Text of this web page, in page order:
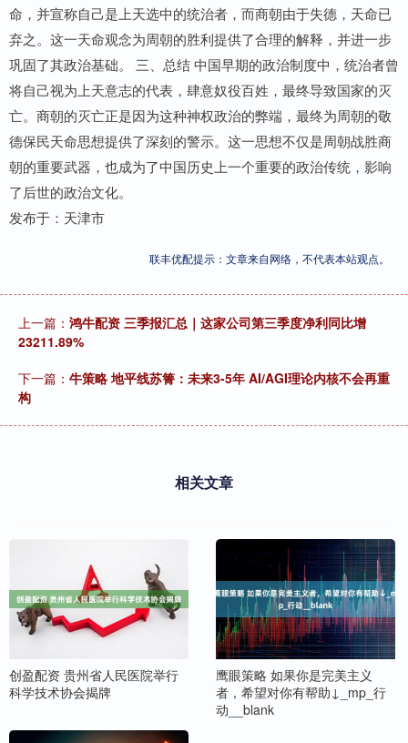
命，并宣称自己是上天选中的统治者，而商朝由于失德，天命已
弃之。这一天命观念为周朝的胜利提供了合理的解释，并进一步
巩固了其政治基础。 三、总结 中国早期的政治制度中，统治者曾
将自己视为上天意志的代表，肆意奴役百姓，最终导致国家的灭
亡。商朝的灭亡正是因为这种神权政治的弊端，最终为周朝的敬
德保民天命思想提供了深刻的警示。这一思想不仅是周朝战胜商
朝的重要武器，也成为了中国历史上一个重要的政治传统，影响
了后世的政治文化。
发布于：天津市
联丰优配提示：文章来自网络，不代表本站观点。
上一篇： 鸿牛配资 三季报汇总｜这家公司第三季度净利同比增
23211.89%
下一篇： 牛策略 地平线苏箐：未来3-5年 AI/AGI理论内核不会再重
构
相关文章
创盈配资 贵州省人民医院举行
科学技术协会揭牌
鹰眼策略 如果你是完美主义
者，希望对你有帮助↓_mp_行
动__blank